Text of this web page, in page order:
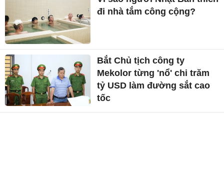
đi nhà tắm công cộng?
Bắt Chủ tịch công ty
Mekolor từng 'nổ' chi trăm
tỷ USD làm đường sắt cao
tốc